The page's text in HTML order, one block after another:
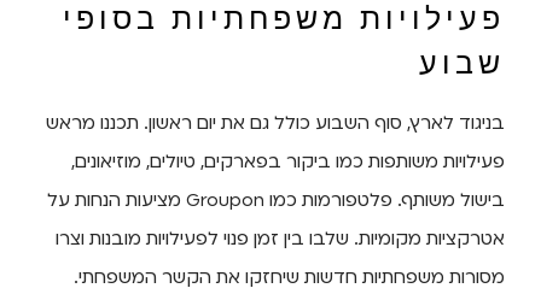
פעילויות משפחתיות בסופי
שבוע
בניגוד לארץ, סוף השבוע כולל גם את יום ראשון. תכננו מראש
פעילויות משותפות כמו ביקור בפארקים, טיולים, מוזיאונים,
בישול משותף. פלטפורמות כמו Groupon מציעות הנחות על
אטרקציות מקומיות. שלבו בין זמן פנוי לפעילויות מובנות וצרו
מסורות משפחתיות חדשות שיחזקו את הקשר המשפחתי.